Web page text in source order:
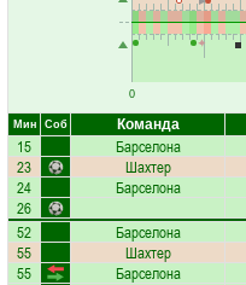
0
Мин Соб Команда
15 Барселона
23 Шахтер
24 Барселона
26
52 Барселона
55 Шахтер
55 Барселона